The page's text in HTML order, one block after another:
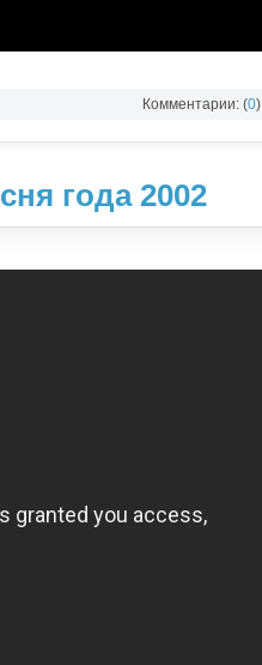
Комментарии: (0)
года 2002